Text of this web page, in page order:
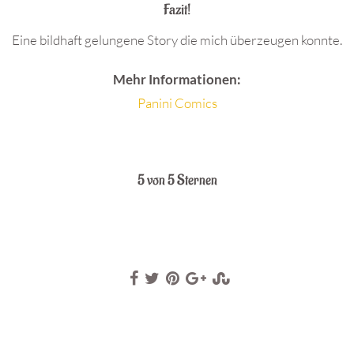
Fazit!
Eine bildhaft gelungene Story die mich überzeugen konnte.
Mehr Informationen:
Panini Comics
5 von 5 Sternen